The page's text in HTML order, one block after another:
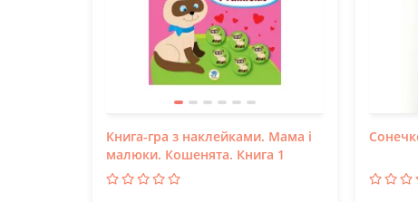
Книга-гра з наклейками. Мама і
малюки. Кошенята. Книга 1